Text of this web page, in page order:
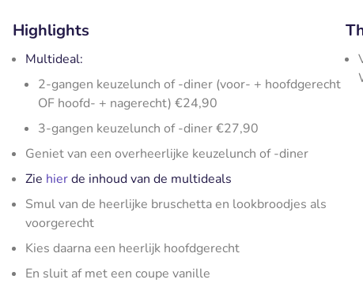
Highlights
Multideal:
2-gangen keuzelunch of -diner (voor- + hoofdgerecht
OF hoofd- + nagerecht) €24,90
3-gangen keuzelunch of -diner €27,90
Geniet van een overheerlijke keuzelunch of -diner
Zie hierde inhoud van de multideals
Smul van de heerlijke bruschetta en lookbroodjes als
voorgerecht
Kies daarna een heerlijk hoofdgerecht
En sluit af met een coupe vanille